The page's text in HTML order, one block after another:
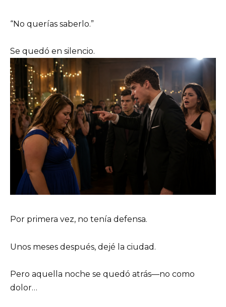
“No querías saberlo.”
Se quedó en silencio.
Por primera vez, no tenía defensa.
Unos meses después, dejé la ciudad.
Pero aquella noche se quedó atrás—no como
dolor…